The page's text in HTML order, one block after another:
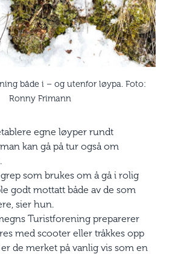
både i – og utenfor løypa. Foto:
Ronny Frimann
egne løyper rundt
kan gå på tur også om
som brukes om å gå i rolig
godt mottatt både av de som
sier hun.
Turistforening preparerer
med scooter eller tråkkes opp
de merket på vanlig vis som en